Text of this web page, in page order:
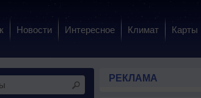
Новости Интересное Климат Карты
РЕКЛАМА